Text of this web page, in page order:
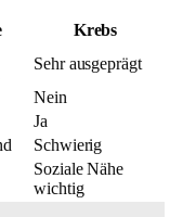
Krebs
Sehr ausgeprägt
Nein
Ja
Schwierig
Soziale Nähe
wichtig